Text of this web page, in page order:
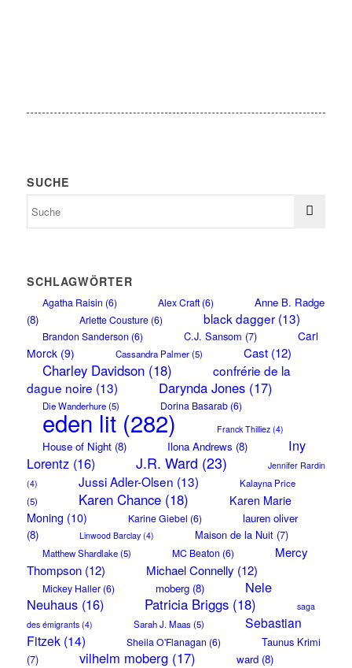
SUCHE
SCHLAGWÖRTER
Agatha Raisin (6) Alex Craft(6)
Anne B. Radge
(8)
Arlette Cousture(6) black dagger(13)
Brandon Sanderson (6) C.J. Sansom (7)
Carl
Morck(9) Cassandra Palmer(5) Cast(12)
Charley Davidson(18)
confrérie de la
dague noire (13) Darynda Jones(17)
Die Wanderhure(5) Dorina Basarab(6)
eden lit(282) Franck Thilliez(4)
House of Night(8) Ilona Andrews (8)
Iny
Lorentz(16) J.R. Ward (23)
Jennifer Rardin
(4)
Jussi Adler-Olsen (13)
Kalayna Price
(5)
Karen Chance(18)
Karen Marie
Moning (10) Karine Giebel (6)
lauren oliver
(8)
Linwood Barclay(4) Maison de la Nuit(7)
Matthew Shardlake(5) MC Beaton (6)
Mercy
Thompson(12) Michael Connelly (12)
Mickey Haller(6) moberg(8)
Nele
Neuhaus(16) Patricia Briggs(18)
saga
des émigrants(4) Sarah J. Maas(5)
Sebastian
Fitzek(14) Sheila O'Flanagan (6)
Taunus Krimi
(7)
vilhelm moberg(17) ward(8)